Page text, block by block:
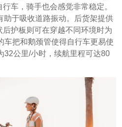
车，骑手也会感觉非常稳定。
助于吸收道路振动。后货架提供
护板则可在穿越不同环境时为
车把和鹅颈管使得自行车更易使
32公里/小时，续航里程可达80